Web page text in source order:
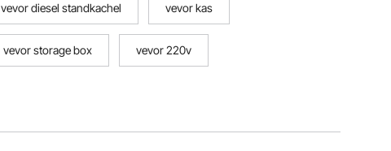
vevor diesel standkachel vevor kas
vevor storage box vevor 220v